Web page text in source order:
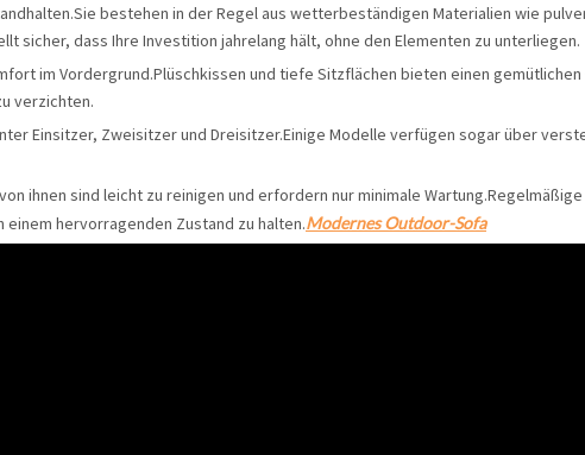
bestehen in der Regel aus wetterbeständigen Materialien wie
sicher, dass Ihre Investition jahrelang hält, ohne den Elementen zu unterliegen.
im Vordergrund.Plüschkissen und tiefe Sitzflächen bieten einen gemütlichen
verzichten.
Einsitzer, Zweisitzer und Dreisitzer.Einige Modelle verfügen sogar über
ihnen sind leicht zu reinigen und erfordern nur minimale Wartung.Regelmäßige
hervorragenden Zustand zu halten.Modernes Outdoor-Sofa